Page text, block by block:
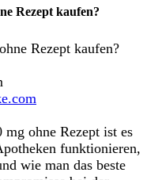
Rezept kaufen?
Rezept kaufen?
ohne Rezept ist es
funktionieren,
wie man das beste